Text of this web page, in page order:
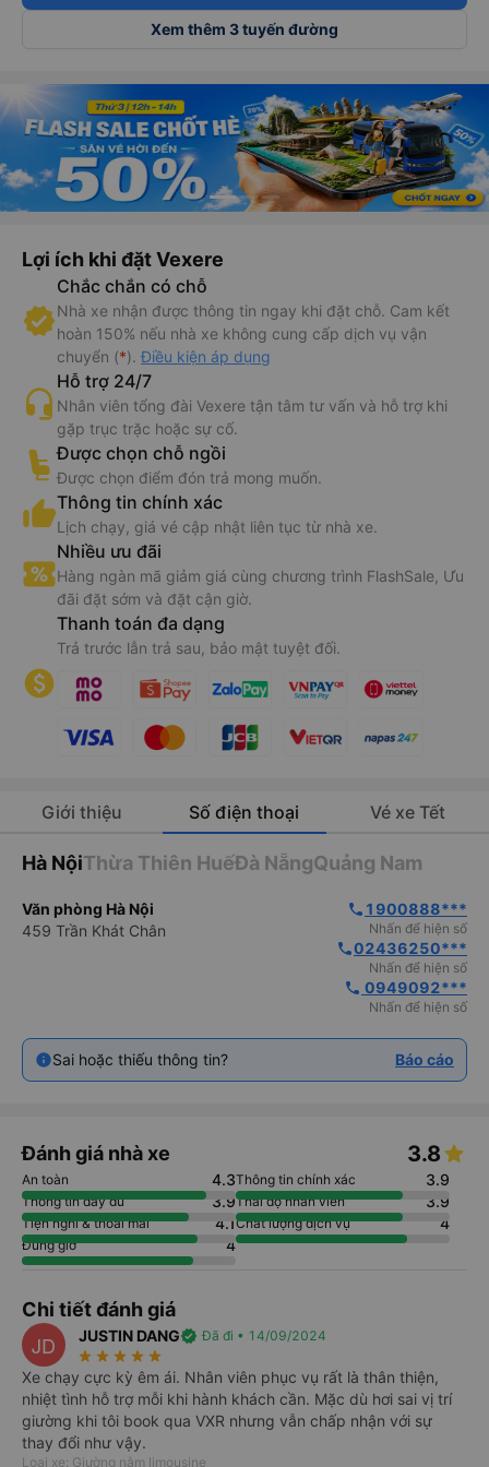
Xem thêm 3 tuyến đường
Lợi ích khi đặt Vexere
Chắc chắn có chỗ
Nhà xe nhận được thông tin ngay khi đặt chỗ. Cam kết
hoàn 150% nếu nhà xe không cung cấp dịch vụ vận
chuyển (*). Điều kiện áp dụng
Hỗ trợ 24/7
Nhân viên tổng đài Vexere tận tâm tư vấn và hỗ trợ khi
gặp trục trặc hoặc sự cố.
Được chọn chỗ ngồi
Được chọn điểm đón trả mong muốn.
Thông tin chính xác
Lịch chạy, giá vé cập nhật liên tục từ nhà xe.
Nhiều ưu đãi
Hàng ngàn mã giảm giá cùng chương trình FlashSale, Ưu
đãi đặt sớm và đặt cận giờ.
Thanh toán đa dạng
Trả trước lẫn trả sau, bảo mật tuyệt đối.
Giới thiệu Số điện thoại Vé xe Tết
Hà NộiThừa Thiên HuếĐà NẵngQuảng Nam
Văn phòng Hà Nội
459 Trần Khát Chân
phone 1900888***
Nhấn để hiện số
phone02436250***
Nhấn để hiện số
phone 0949092***
Nhấn để hiện số
Sai hoặc thiếu thông tin? Báo cáo
Đánh giá nhà xe 3.8
An toàn 4.3Thông tin chính xác 3.9
Thông tin đầy đủ 3.9Thái độ nhân viên 3.9
Tiện nghi & thoải mái 4.1Chất lượng dịch vụ 4
Đúng giờ 4
Chi tiết đánh giá
JD JUSTIN DANGverified Đã đi • 14/09/2024
star_rate star_rate star_rate star_rate star_rate
Xe chạy cực kỳ êm ái. Nhân viên phục vụ rất là thân thiện,
nhiệt tình hỗ trợ mỗi khi hành khách cần. Mặc dù hơi sai vị trí
giường khi tôi book qua VXR nhưng vẫn chấp nhận với sự
thay đổi như vậy.
Loại xe: Giường nằm limousine